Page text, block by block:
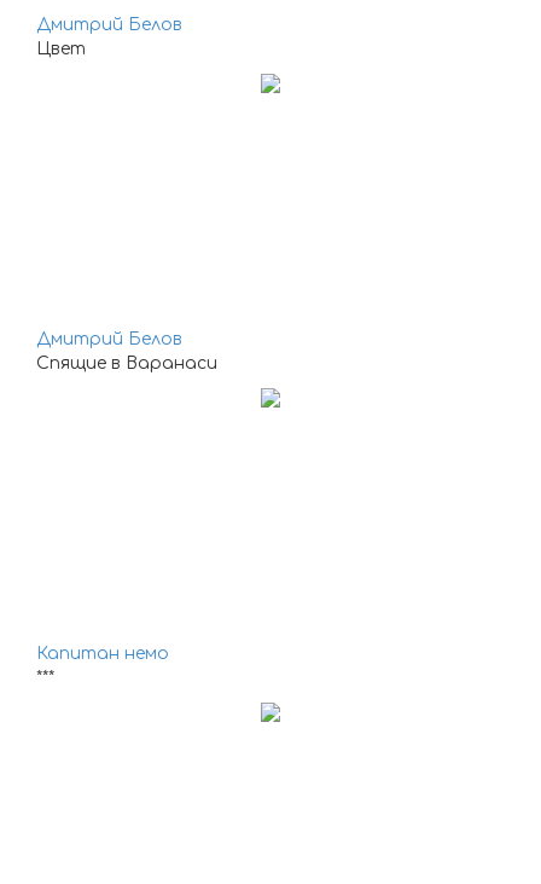
Дмитрий Белов
Цвет
Дмитрий Белов
Спящие в Варанаси
Капитан немо
***